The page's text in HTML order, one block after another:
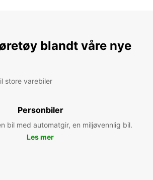
blandt våre nye
store varebiler
Personbiler
bil med automatgir, en miljøvennlig bil.
Les mer